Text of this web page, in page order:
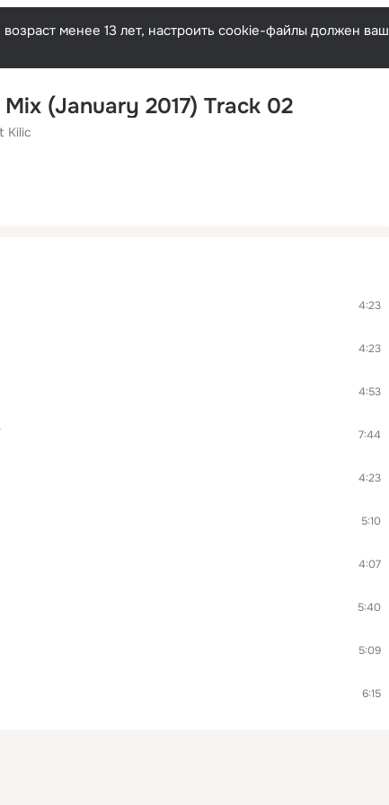
менее 13 лет, настроить cookie-файлы должен ваш
(January 2017) Track 02
Kilic
4:23
4:23
4:53
7:44
4:23
5:10
4:07
5:40
5:09
6:15